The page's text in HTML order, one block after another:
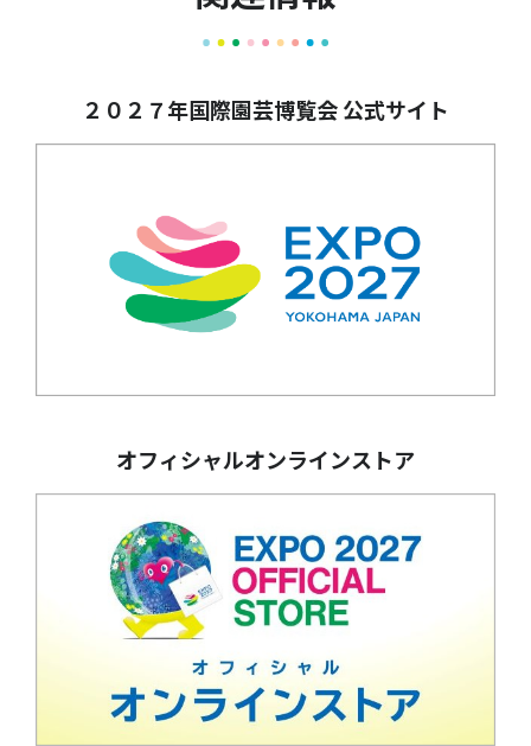
２０２７年国際園芸博覧会 公式サイト
オフィシャルオンラインストア